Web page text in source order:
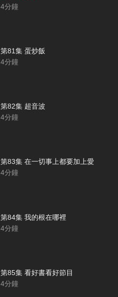
4分鐘
第81集 蛋炒飯
4分鐘
第82集 超音波
4分鐘
第83集 在一切事上都要加上愛
4分鐘
第84集 我的根在哪裡
4分鐘
第85集 看好書看好節目
4分鐘